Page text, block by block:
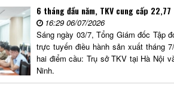
6 tháng đầu năm, TKV cung cấp
16:29 06/07/2026
Sáng ngày 03/7, Tổng Giám đốc Tập
trực tuyến điều hành sản xuất tháng
hai điểm cầu: Trụ sở TKV tại Hà Nội
Ninh.